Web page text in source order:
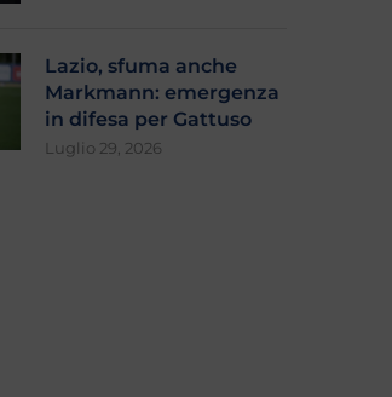
Lazio, sfuma anche
Markmann: emergenza
in difesa per Gattuso
Luglio 29, 2026